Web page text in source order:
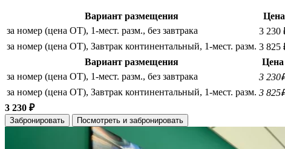
Вариант размещения
Цена
за номер (цена ОТ), 1-мест. разм., без завтрака
3 230
за номер (цена ОТ), Завтрак континентальный, 1-мест. разм. 3 825
Вариант размещения
Цена
за номер (цена ОТ), 1-мест. разм., без завтрака
3
за номер (цена ОТ), Завтрак континентальный, 1-мест. разм. 3
3 230 ₽
Забронировать Посмотреть и забронировать